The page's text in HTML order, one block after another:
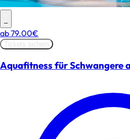
–
ab79.00€
Tickets sichern
Aquafitness für Schwangere